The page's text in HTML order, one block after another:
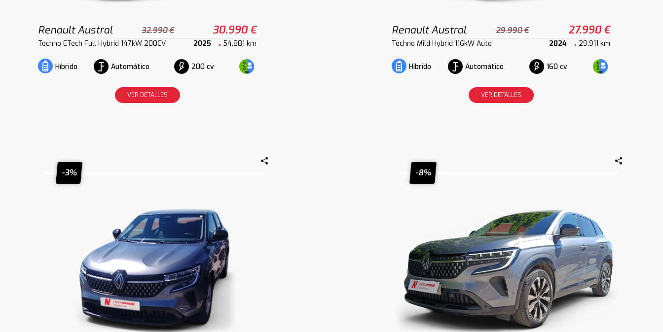
Renault Austral 32.990 € 30.990 €
Techno ETech Full Hybrid 147kW 200CV 2025 54.881 km
Híbrido Automático 200 cv
VER DETALLES
Renault Austral 29.990 € 27.990 €
Techno Mild Hybrid 116kW Auto 2024 29.911 km
Híbrido Automático 160 cv
VER DETALLES
-3% -8%